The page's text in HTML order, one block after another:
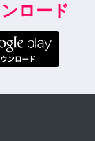
ロード